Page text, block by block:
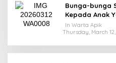
Bunga-bunga
Kepada Anak
Penyandang
In Warta Apik
Thursday, March